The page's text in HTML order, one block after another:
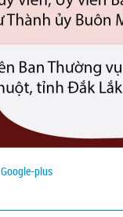
Google-plus